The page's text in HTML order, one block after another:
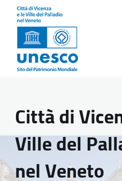
Città di
Ville del
nel Veneto